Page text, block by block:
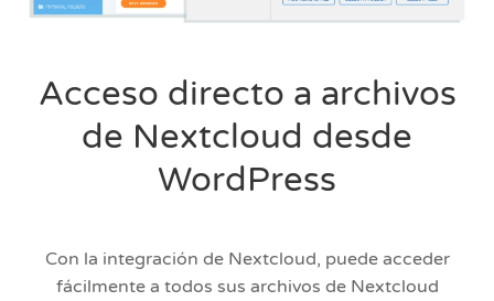
Acceso directo a archivos
de Nextcloud desde
WordPress
Con la integración de Nextcloud, puede acceder
fácilmente a todos sus archivos de Nextcloud